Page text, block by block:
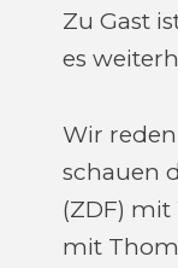
Zu Gast
es
Wir
schauen
(ZDF)
mit